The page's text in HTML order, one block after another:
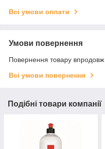
Всі умови оплати
Умови повернення
Повернення товару впродовж
Всі умови повернення
Подібні товари компанії